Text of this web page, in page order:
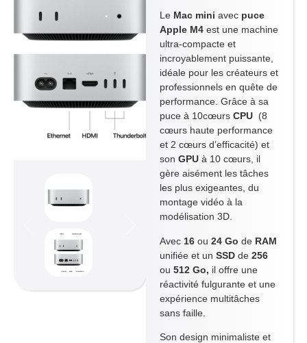
Le Mac mini avec puce
Apple M4 est une machine
ultra-compacte et
incroyablement puissante,
idéale pour les créateurs et
professionnels en quête de
performance. Grâce à sa
puce à 10cœursCPU (8
cœurs haute performance
et 2 cœurs d’efficacité) et
sonGPU à 10 cœurs, il
gère aisément les tâches
les plus exigeantes, du
montage vidéo à la
modélisation 3D.
Avec 16 ou24 Go de RAM
unifiée et unSSD de256
ou512 Go, il offre une
réactivité fulgurante et une
expérience multitâches
sans faille.
Son design minimaliste et